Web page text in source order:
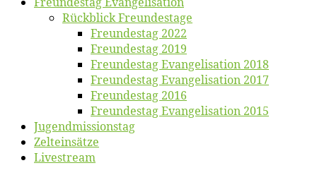
Rück­blick Freundestage
Freun­des­tag 2022
Freun­des­tag 2019
Freun­des­tag Evan­ge­li­sa­ti­on 2018
Freun­des­tag Evan­ge­li­sa­ti­on 2017
Freun­des­tag 2016
Freun­des­tag Evan­ge­li­sa­ti­on 2015
Jugend­mis­sions­tag
Zelt­ein­sät­ze
Live­stream